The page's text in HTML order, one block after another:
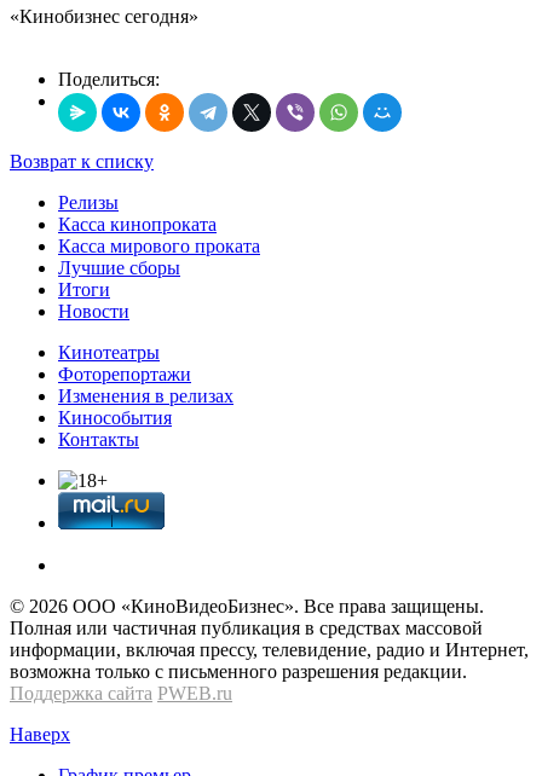
«Кинобизнес сегодня»
Поделиться:
Возврат к списку
Релизы
Касса кинопроката
Касса мирового проката
Лучшие сборы
Итоги
Новости
Кинотеатры
Фоторепортажи
Изменения в релизах
Кинособытия
Контакты
© 2026 OOО «КиноВидеоБизнес». Все права защищены.
Полная или частичная публикация в средствах массовой
информации, включая прессу, телевидение, радио и Интернет,
возможна только с письменного разрешения редакции.
Поддержка сайта PWEB.ru
Наверх